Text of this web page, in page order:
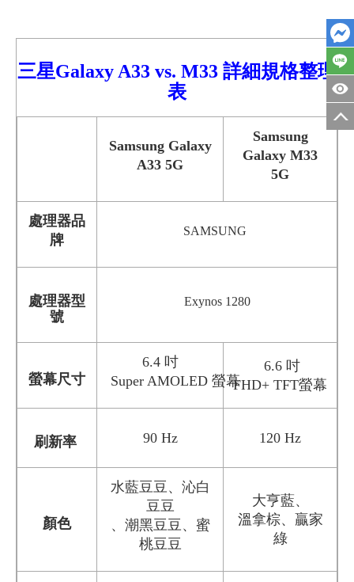
三星Galaxy A33 vs. M33 詳細規格整理
表
Samsung Galaxy
A33 5G
Samsung
Galaxy M33
5G
處理器品
牌
SAMSUNG
處理器型
號
Exynos 1280
螢幕尺寸
6.4 吋
Super AMOLED 螢幕
6.6 吋
FHD+ TFT螢幕
刷新率 90 Hz 120 Hz
顏色
水藍豆豆、沁白
豆豆
、潮黑豆豆、蜜
桃豆豆
大亨藍、
溫拿棕、贏家
綠